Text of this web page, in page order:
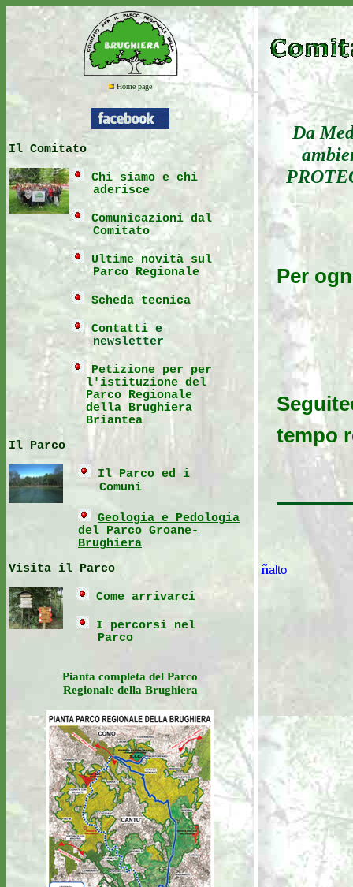
Home page
Il Comitato
Chi siamo e chi
aderisce
Comunicazioni dal
Comitato
Ultime novità sul
Parco Regionale
Scheda tecnica
Contatti e
newsletter
Petizione per per
l'istituzione del
Parco Regionale
della Brughiera
Briantea
Il Parco
Il Parco ed i
Comuni
Geologia e Pedologia
del Parco Groane-
Brughiera
Visita il Parco
Come arrivarci
I percorsi nel
Parco
Pianta completa del Parco
Regionale della Brughiera
Da
Per
tempo
ñalto